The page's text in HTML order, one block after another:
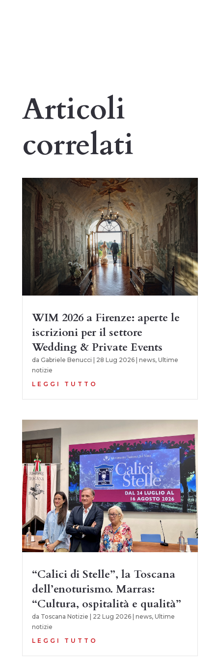
Articoli
correlati
WIM 2026 a Firenze: aperte le
iscrizioni per il settore
Wedding & Private Events
da Gabriele Benucci | 28 Lug 2026| news, Ultime
notizie
LEGGI TUTTO
“Calici di Stelle”, la Toscana
dell’enoturismo. Marras:
“Cultura, ospitalità e qualità”
da Toscana Notizie | 22 Lug 2026| news, Ultime
notizie
LEGGI TUTTO